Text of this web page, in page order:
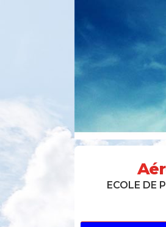
ECOLE DE